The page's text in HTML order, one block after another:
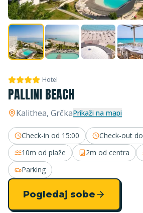
Hotel
PALLINI BEACH
Kalithea, GrčkaPrikaži na mapi
Check-in od 15:00 Check-out do
10m od plaže 2m od centra
Parking
Pogledaj sobe